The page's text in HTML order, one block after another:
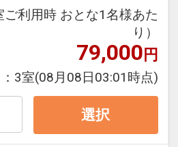
26:00 / 6:00～10:00
な滞在を叶える充実の
フィットネスジム
清浄機＆セーフティー
応）
して名高い「加賀友
づける、
ご利用時 おとな1名様あた
り）
79,000円
3室(08月08日03:01時点)
選択